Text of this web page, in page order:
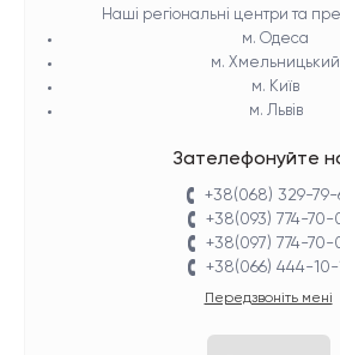
Наші регіональні центри та
м. Одеса
м. Хмельницький
м. Київ
м. Львів
Зателефонуйте
+38(068) 329-79-
+38(093) 774-70-
+38(097) 774-70-
+38(066) 444-10-
Передзвоніть мені